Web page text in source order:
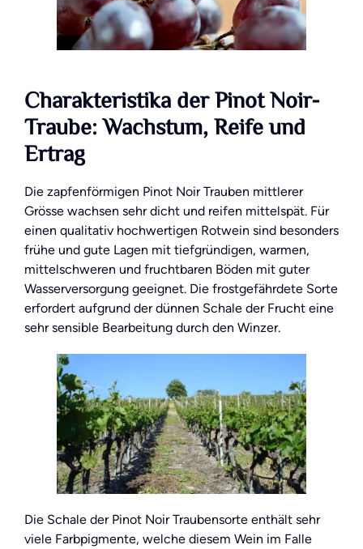
Charakteristika der Pinot Noir-
Traube: Wachstum, Reife und
Ertrag
Die zapfenförmigen Pinot Noir Trauben mittlerer
Grösse wachsen sehr dicht und reifen mittelspät. Für
einen qualitativ hochwertigen Rotwein sind besonders
frühe und gute Lagen mit tiefgründigen, warmen,
mittelschweren und fruchtbaren Böden mit guter
Wasserversorgung geeignet. Die frostgefährdete Sorte
erfordert aufgrund der dünnen Schale der Frucht eine
sehr sensible Bearbeitung durch den Winzer.
Die Schale der Pinot Noir Traubensorte enthält sehr
viele Farbpigmente, welche diesem Wein im Falle